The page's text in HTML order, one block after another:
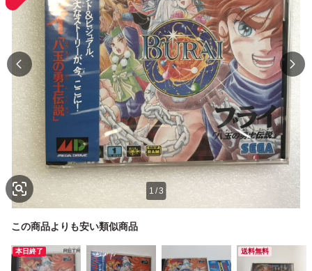
1 /3
この商品よりも安い類似商品
本日終了 送料無料